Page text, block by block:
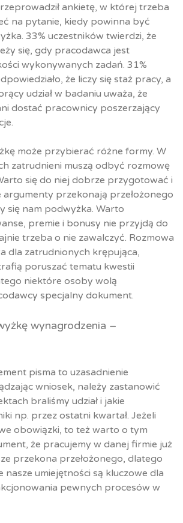
ankietę, w której trzeba
na pytanie, kiedy powinna być
33% uczestników twierdzi, że
się, gdy pracodawca jest
wykonywanych zadań. 31%
że liczy się staż pracy, a
udział w badaniu uważa, że
dostać pracownicy poszerzający
może przybierać różne formy. W
zatrudnieni muszą odbyć rozmowę
się do niej dobrze przygotować i
argumenty przekonają przełożonego
się nam podwyżka. Warto
premie i bonusy nie przyjdą do
trzeba o nie zawalczyć. Rozmowa
dla zatrudnionych krępująca,
poruszać tematu kwestii
niektóre osoby wolą
specjalny dokument.
wynagrodzenia –
pisma to uzasadnienie
wniosek, należy zastanowić
braliśmy udział i jakie
np. przez ostatni kwartał. Jeżeli
obowiązki, to też warto o tym
że pracujemy w danej firmie już
przekona przełożonego, dlatego
nasze umiejętności są kluczowe dla
pewnych procesów w